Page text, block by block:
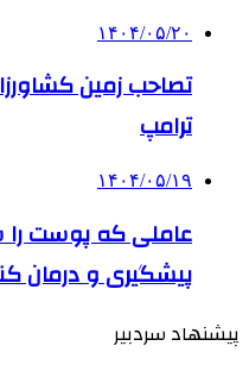
۱۴۰۴/۰۵/۲۰
تصاحب زمین
ترامپ
۱۴۰۴/۰۵/۱۹
عاملی که پوست را
پیشگیری و درمان
پیشنهاد سردبیر